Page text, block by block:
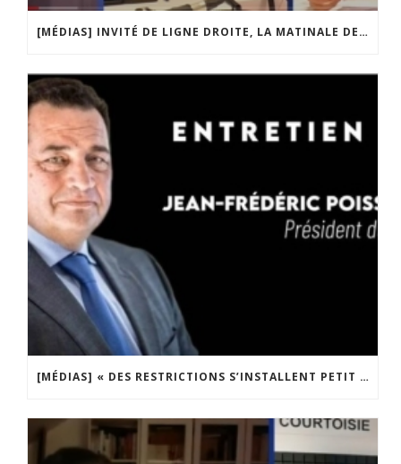
[MÉDIAS] INVITÉ DE LIGNE DROITE, LA MATINALE DE RADIO COURTOISIE
[MÉDIAS] « DES RESTRICTIONS S’INSTALLENT PETIT À PETIT DANS NOTRE PAYS » ENTRETIEN AVEC BOULEVARD VOLTAIRE